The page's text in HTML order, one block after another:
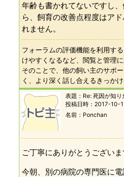
年齢も書かれてないですし
ら、飼育の改善点程度はア
れません。
フォーラムの評価機能を利用す
けやすくなるなど、閲覧と管理に
そのことで、他の飼い主のサポ
く、より深く話し合えるきっかけ
表題： Re: 死因が知り
投稿日時： 2017-10-
名前
Ponchan
ご丁寧にありがとうございま
今朝、別の病院の専門医に